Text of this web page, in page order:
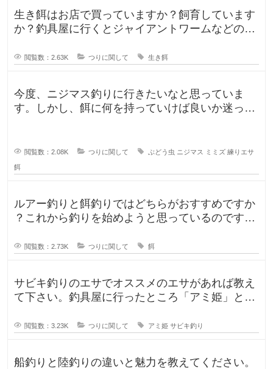
生き餌はお店で買っていますか？飼育しています
か？釣具屋に行くとジャイアントワームなどの生
閲覧数：2.63K つりに関して 生き餌
今度、ニジマス釣りに行きたいなと思っていま
す。しかし、餌に何を持っていけば良いか迷って
閲覧数：2.08K つりに関して ぶどう虫 ニジマス ミミズ 練りエサ
餌
ルアー釣りと餌釣りではどちらがおすすめですか
？これから釣りを始めようと思っているのです
閲覧数：2.73K つりに関して 餌
サビキ釣りのエサでオススメのエサがあれば教え
て下さい。釣具屋に行ったところ「アミ姫」とい
閲覧数：3.23K つりに関して アミ姫 サビキ釣り
船釣りと陸釣りの違いと魅力を教えてください。